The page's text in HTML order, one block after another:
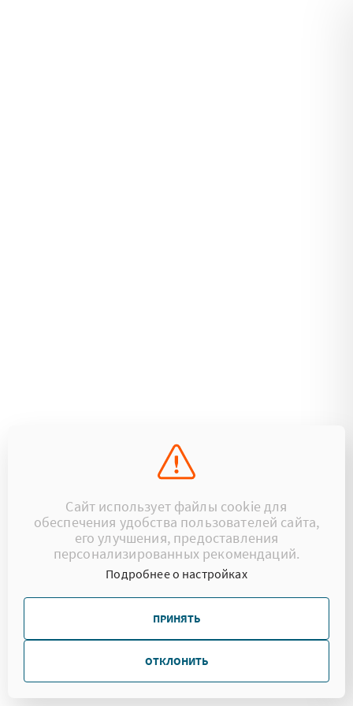
Сайт использует файлы cookie для
обеспечения удобства пользователей сайта,
его улучшения, предоставления
персонализированных рекомендаций.
Подробнее о настройках
ПРИНЯТЬ
ОТКЛОНИТЬ